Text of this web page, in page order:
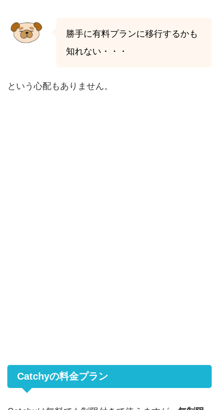
勝手に有料プランに移行するかも
知れない・・・
という心配もありません。
Catchyの料金プラン